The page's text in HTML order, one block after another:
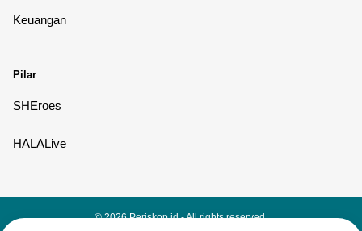
Keuangan
Pilar
SHEroes
HALALive
© 2026Periskop.id- All rights reserved.